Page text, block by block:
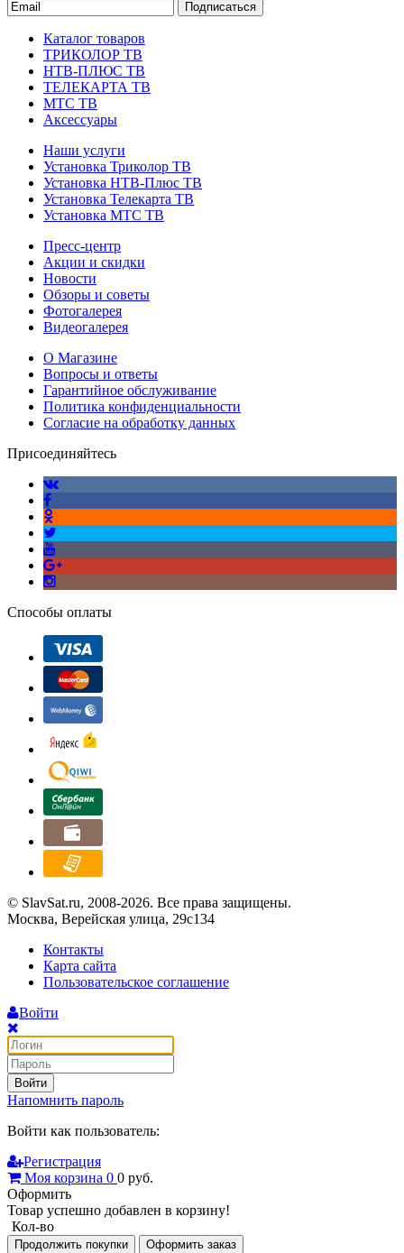
Подписаться
Каталог товаров
ТРИКОЛОР ТВ
НТВ-ПЛЮС ТВ
ТЕЛЕКАРТА ТВ
МТС ТВ
Аксессуары
Наши услуги
Установка Триколор ТВ
Установка НТВ-Плюс ТВ
Установка Телекарта ТВ
Установка МТС ТВ
Пресс-центр
Акции и скидки
Новости
Обзоры и советы
Фотогалерея
Видеогалерея
О Магазине
Вопросы и ответы
Гарантийное обслуживание
Политика конфиденциальности
Согласие на обработку данных
Присоединяйтесь
Способы оплаты
© SlavSat.ru, 2008-2026. Все права защищены.
Москва, Верейская улица, 29с134
Контакты
Карта сайта
Пользовательское соглашение
Войти
Войти
Напомнить пароль
Войти как пользователь:
Регистрация
Моя корзина 0 0 руб.
Оформить
Товар успешно добавлен в корзину!
Кол-во
Продолжить покупки Оформить заказ